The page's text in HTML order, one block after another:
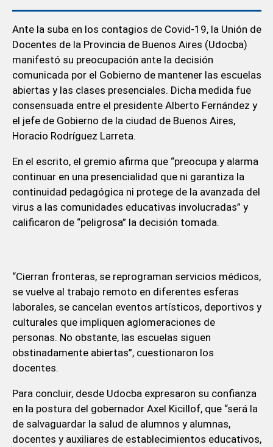
Ante la suba en los contagios de Covid-19, la Unión de
Docentes de la Provincia de Buenos Aires (Udocba)
manifestó su preocupación ante la decisión
comunicada por el Gobierno de mantener las escuelas
abiertas y las clases presenciales. Dicha medida fue
consensuada entre el presidente Alberto Fernández y
el jefe de Gobierno de la ciudad de Buenos Aires,
Horacio Rodríguez Larreta.
En el escrito, el gremio afirma que “preocupa y alarma
continuar en una presencialidad que ni garantiza la
continuidad pedagógica ni protege de la avanzada del
virus a las comunidades educativas involucradas” y
calificaron de “peligrosa” la decisión tomada.
“Cierran fronteras, se reprograman servicios médicos,
se vuelve al trabajo remoto en diferentes esferas
laborales, se cancelan eventos artísticos, deportivos y
culturales que impliquen aglomeraciones de
personas. No obstante, las escuelas siguen
obstinadamente abiertas”, cuestionaron los
docentes.
Para concluir, desde Udocba expresaron su confianza
en la postura del gobernador Axel Kicillof, que “será la
de salvaguardar la salud de alumnos y alumnas,
docentes y auxiliares de establecimientos educativos,